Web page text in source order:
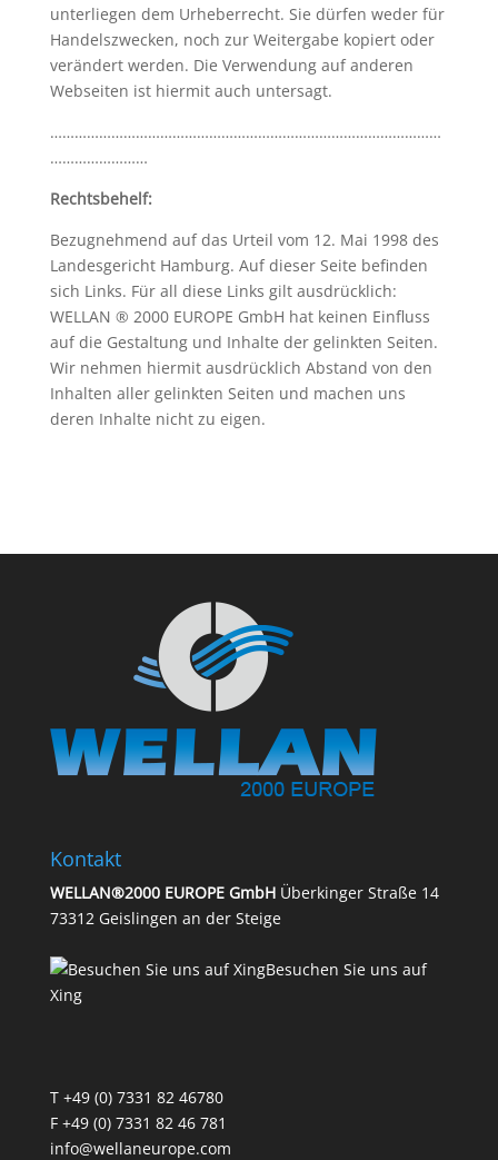
unterliegen dem Urheberrecht. Sie dürfen weder für
Handelszwecken, noch zur Weitergabe kopiert oder
verändert werden. Die Verwendung auf anderen
Webseiten ist hiermit auch untersagt.
……………………………………………………………………………………
……………………
Rechtsbehelf:
Bezugnehmend auf das Urteil vom 12. Mai 1998 des
Landesgericht Hamburg. Auf dieser Seite befinden
sich Links. Für all diese Links gilt ausdrücklich:
WELLAN ® 2000 EUROPE GmbH hat keinen Einfluss
auf die Gestaltung und Inhalte der gelinkten Seiten.
Wir nehmen hiermit ausdrücklich Abstand von den
Inhalten aller gelinkten Seiten und machen uns
deren Inhalte nicht zu eigen.
Kontakt
WELLAN®2000 EUROPE GmbHÜberkinger Straße 14
73312 Geislingen an der Steige
Besuchen Sie uns auf
Xing
T +49 (0) 7331 82 46780
F +49 (0) 7331 82 46 781
info@wellaneurope.com